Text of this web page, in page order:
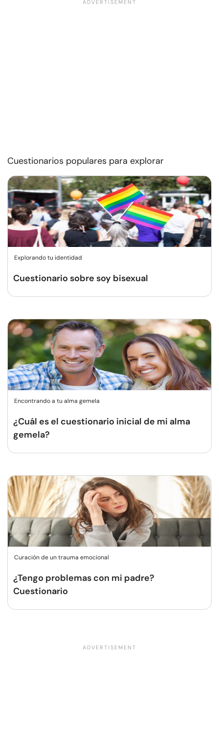
Cuestionarios populares para explorar
Explorando tu identidad
Cuestionario sobre soy bisexual
Encontrando a tu alma gemela
¿Cuál es el cuestionario inicial de mi alma
gemela?
Curación de un trauma emocional
¿Tengo problemas con mi padre?
Cuestionario